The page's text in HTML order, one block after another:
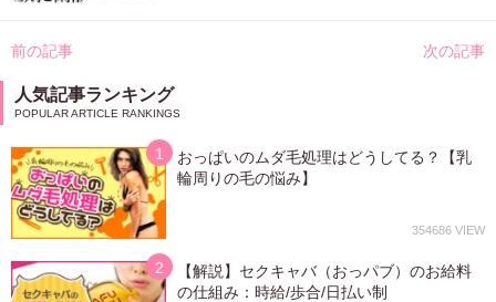
投
ナ
ビ
ゲ
シ
ョ
ン
前の記事 次の記事
人気記事ランキング
おっぱいのムダ毛処理はどうしてる？【乳
輪周りの毛の悩み】
354686
【解説】セクキャバ（おっパブ）のお給料
の仕組み：時給/歩合/日払い制